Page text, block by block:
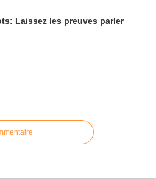
Laissez les preuves parler